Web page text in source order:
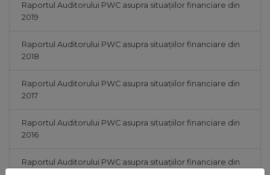
Raportul Auditorului PWC asupra situațiilor financiare din
2019
Raportul Auditorului PWC asupra situațiilor financiare din
2018
Raportul Auditorului PWC asupra situațiilor financiare din
2017
Raportul Auditorului PWC asupra situațiilor financiare din
2016
Raportul Auditorului PWC asupra situațiilor financiare din